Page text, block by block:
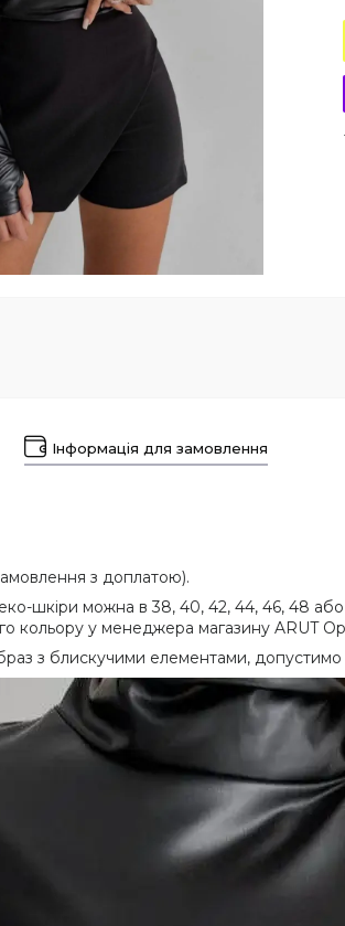
Інформація для замовлення
з доплатою).
шкіри можна в 38, 40, 42, 44, 46, 48
кольору у менеджера магазину ARUT
з блискучими елементами,